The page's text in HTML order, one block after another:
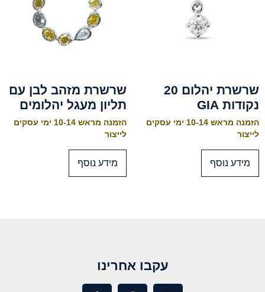
שרשרת יהלום 20
נקודות GIA
הזמנה מראש 10-14 ימי עסקים
לייצור
מידע נוסף
שרשרת מזהב לבן עם
תליון מעגל יהלומים
הזמנה מראש 10-14 ימי עסקים
לייצור
מידע נוסף
עקבו אחרינו